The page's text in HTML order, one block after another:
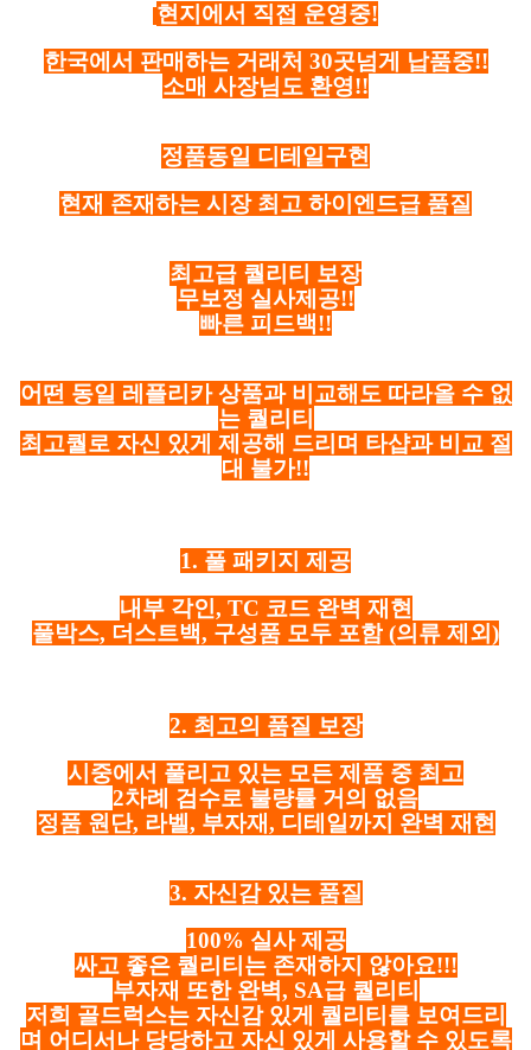
현지에서 직접 운영중!
한국에서 판매하는 거래처 30곳넘게 납품중!!
소매 사장님도 환영!!
정품동일 디테일구현
현재 존재하는 시장 최고 하이엔드급 품질
최고급 퀄리티 보장
무보정 실사제공!!
빠른 피드백!!
어떤 동일 레플리카 상품과 비교해도 따라올 수 없
는 퀄리티
최고퀄로 자신 있게 제공해 드리며 타샵과 비교 절
대 불가!!
1. 풀 패키지 제공
내부 각인, TC 코드 완벽 재현
풀박스, 더스트백, 구성품 모두 포함 (의류 제외)
2. 최고의 품질 보장
시중에서 풀리고 있는 모든 제품 중 최고
2차례 검수로 불량률 거의 없음
정품 원단, 라벨, 부자재, 디테일까지 완벽 재현
3. 자신감 있는 품질
100% 실사 제공
싸고 좋은 퀄리티는 존재하지 않아요!!!
부자재 또한 완벽, SA급 퀄리티
저희 골드럭스는 자신감 있게 퀄리티를 보여드리
며 어디서나 당당하고 자신 있게 사용할 수 있도록